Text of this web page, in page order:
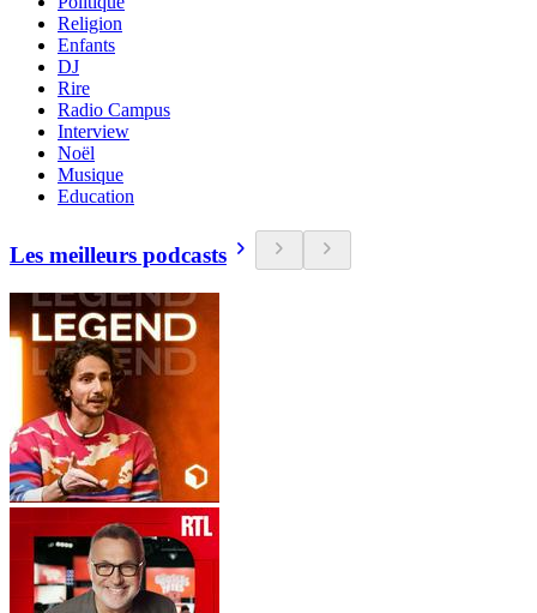
Religion
Enfants
DJ
Rire
Radio Campus
Interview
Noël
Musique
Education
Les meilleurs podcasts